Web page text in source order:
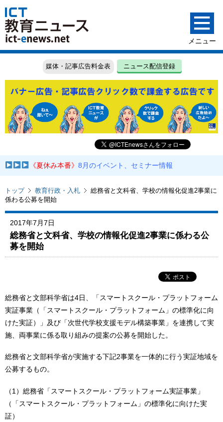
媒体・記事広告料金表 ニュース配信登録
《夏休み本番》8月のイベント、セミナー情報
トップ 教育行政・入札
総務省と文科省、学校の情報化促進2事業に
係わる公募を開始
2017年7月7日
総務省と文科省、学校の情報化促進2事業に係わる公
募を開始
総務省と文部科学省は4日、「スマートスクール・プラットフォーム
実証事業（「スマートスクール・プラットフォーム」の標準化に向
けた実証）」及び「次世代学校支援モデル構築事業」を連携して実
施、両事業に係る取り組みの提案の公募を開始した。
総務省と文部科学省が実施する下記2事業を一体的に行う実証地域を
公募するもの。
（1）総務省「スマートスクール・プラットフォーム実証事業」
（「スマートスクール・プラットフォーム」の標準化に向けた実
証）